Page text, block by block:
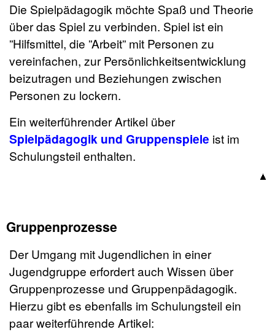
Die Spielpädagogik möchte Spaß und Theorie
über das Spiel zu verbinden. Spiel ist ein
”Hilfsmittel, die ”Arbeit” mit Personen zu
vereinfachen, zur Persönlichkeitsentwicklung
beizutragen und Beziehungen zwischen
Personen zu lockern.
Ein weiterführender Artikel über
Spielpädagogik und Gruppenspiele ist im
Schulungsteil enthalten.
Gruppenprozesse
Der Umgang mit Jugendlichen in einer
Jugendgruppe erfordert auch Wissen über
Gruppenprozesse und Gruppenpädagogik.
Hierzu gibt es ebenfalls im Schulungsteil ein
paar weiterführende Artikel: